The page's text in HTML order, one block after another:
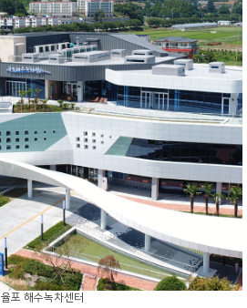
율포 해수녹차센터